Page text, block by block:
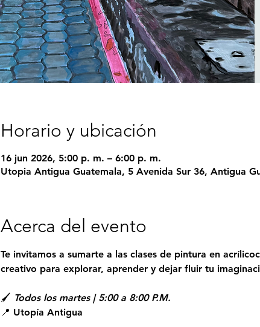
Horario y ubicación
16 jun 2026, 5:00 p. m. – 6:00 p. m.
Utopia Antigua Guatemala, 5 Avenida Sur 36, Antigua
Acerca del evento
Te invitamos a sumarte a las clases de pintura en
creativo para explorar, aprender y dejar fluir tu
🖌 Todos los martes | 5:00 a 8:00 P.M.
📍 Utopía Antigua